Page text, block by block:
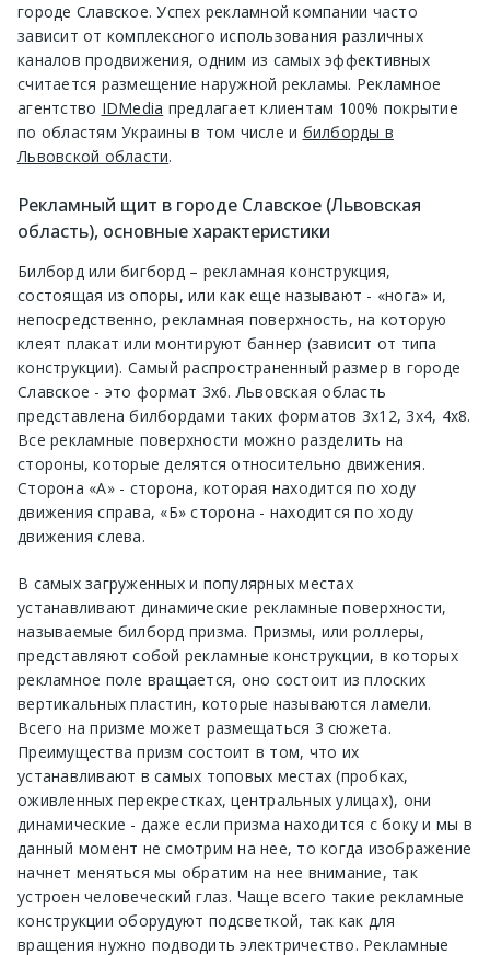
городе Славское. Успех рекламной компании часто
зависит от комплексного использования различных
каналов продвижения, одним из самых эффективных
считается размещение наружной рекламы. Рекламное
агентство IDMedia предлагает клиентам 100% покрытие
по областям Украины в том числе и билборды в
Львовской области.
Рекламный щит в городе Славское (Львовская
область), основные характеристики
Билборд или бигборд – рекламная конструкция,
состоящая из опоры, или как еще называют - «нога» и,
непосредственно, рекламная поверхность, на которую
клеят плакат или монтируют баннер (зависит от типа
конструкции). Самый распространенный размер в городе
Славское - это формат 3х6. Львовская область
представлена билбордами таких форматов 3х12, 3х4, 4х8.
Все рекламные поверхности можно разделить на
стороны, которые делятся относительно движения.
Сторона «А» - сторона, которая находится по ходу
движения справа, «Б» сторона - находится по ходу
движения слева.
В самых загруженных и популярных местах
устанавливают динамические рекламные поверхности,
называемые билборд призма. Призмы, или роллеры,
представляют собой рекламные конструкции, в которых
рекламное поле вращается, оно состоит из плоских
вертикальных пластин, которые называются ламели.
Всего на призме может размещаться 3 сюжета.
Преимущества призм состоит в том, что их
устанавливают в самых топовых местах (пробках,
оживленных перекрестках, центральных улицах), они
динамические - даже если призма находится с боку и мы в
данный момент не смотрим на нее, то когда изображение
начнет меняться мы обратим на нее внимание, так
устроен человеческий глаз. Чаще всего такие рекламные
конструкции оборудуют подсветкой, так как для
вращения нужно подводить электричество. Рекламные